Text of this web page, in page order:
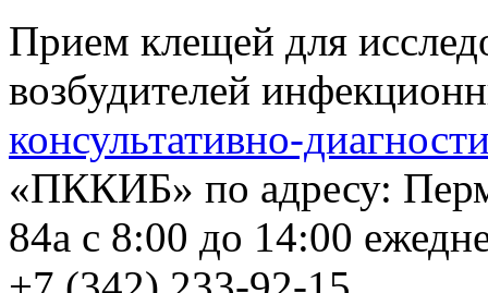
Прием клещей для
возбудителей
консультативно-
«ПККИБ» по адресу:
84а с 8:00 до 14:00